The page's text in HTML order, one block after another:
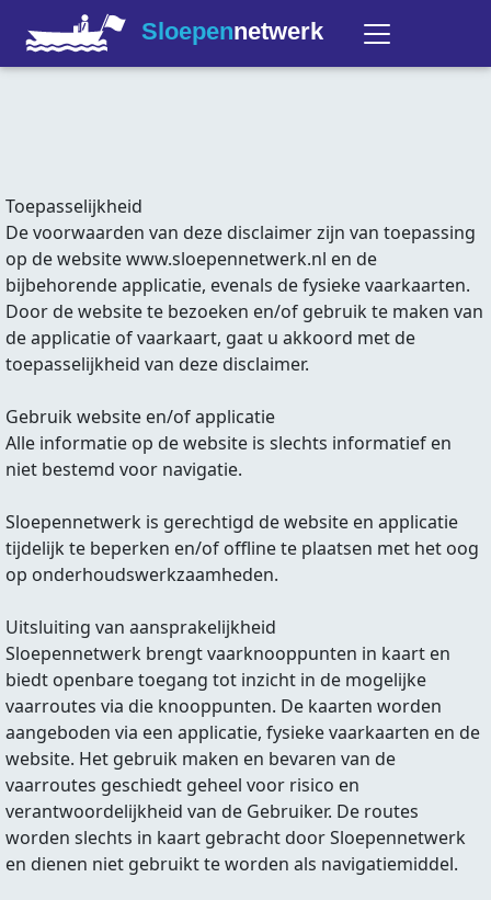
Sloepennetwerk
Toepasselijkheid
De voorwaarden van deze disclaimer zijn van toepassing
op de website www.sloepennetwerk.nl en de
bijbehorende applicatie, evenals de fysieke vaarkaarten.
Door de website te bezoeken en/of gebruik te maken van
de applicatie of vaarkaart, gaat u akkoord met de
toepasselijkheid van deze disclaimer.
Gebruik website en/of applicatie
Alle informatie op de website is slechts informatief en
niet bestemd voor navigatie.
Sloepennetwerk is gerechtigd de website en applicatie
tijdelijk te beperken en/of offline te plaatsen met het oog
op onderhoudswerkzaamheden.
Uitsluiting van aansprakelijkheid
Sloepennetwerk brengt vaarknooppunten in kaart en
biedt openbare toegang tot inzicht in de mogelijke
vaarroutes via die knooppunten. De kaarten worden
aangeboden via een applicatie, fysieke vaarkaarten en de
website. Het gebruik maken en bevaren van de
vaarroutes geschiedt geheel voor risico en
verantwoordelijkheid van de Gebruiker. De routes
worden slechts in kaart gebracht door Sloepennetwerk
en dienen niet gebruikt te worden als navigatiemiddel.